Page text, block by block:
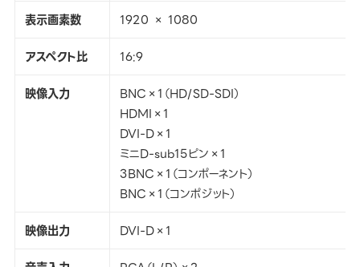
表示画素数
1920 × 1080
アスペクト比
16:9
映像入力
BNC×1（HD/SD-SDI）
HDMI×1
DVI-D×1
ミニD-sub15ピン×1
3BNC×1（コンポーネント）
BNC×1（コンポジット）
映像出力
DVI-D×1